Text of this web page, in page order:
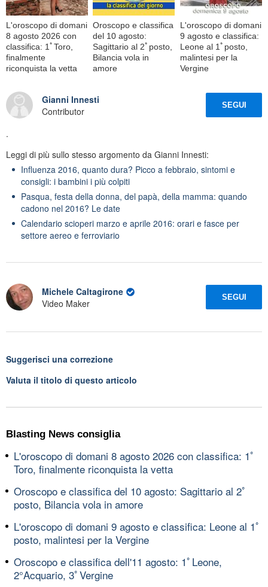
L'oroscopo di domani
8 agosto 2026 con
classifica: 1ﾟToro,
finalmente
riconquista la vetta
Oroscopo e classifica
del 10 agosto:
Sagittario al 2ﾟposto,
Bilancia vola in
amore
L'oroscopo di domani
9 agosto e classifica:
Leone al 1ﾟposto,
malintesi per la
Vergine
Gianni Innesti
Contributor
SEGUI
.
Leggi di più sullo stesso argomento da Gianni Innesti:
Influenza 2016, quanto dura? Picco a febbraio, sintomi e
consigli: i bambini i più colpiti
Pasqua, festa della donna, del papà, della mamma: quando
cadono nel 2016? Le date
Calendario scioperi marzo e aprile 2016: orari e fasce per
settore aereo e ferroviario
Michele Caltagirone
Video Maker
SEGUI
Suggerisci una correzione
Valuta il titolo di questo articolo
Blasting News consiglia
L'oroscopo di domani 8 agosto 2026 con classifica: 1ﾟ
Toro, finalmente riconquista la vetta
Oroscopo e classifica del 10 agosto: Sagittario al 2ﾟ
posto, Bilancia vola in amore
L'oroscopo di domani 9 agosto e classifica: Leone al 1ﾟ
posto, malintesi per la Vergine
Oroscopo e classifica dell'11 agosto: 1ﾟLeone,
2°Acquario, 3ﾟVergine